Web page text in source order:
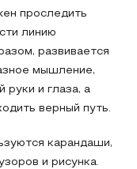
проследить
линию
развивается
мышление,
руки и глаза, а
верный путь.
карандаши,
и рисунка.